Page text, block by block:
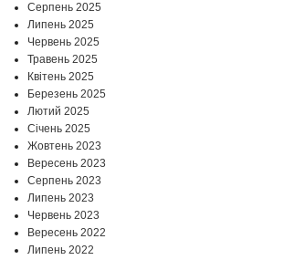
Серпень 2025
Липень 2025
Червень 2025
Травень 2025
Квітень 2025
Березень 2025
Лютий 2025
Січень 2025
Жовтень 2023
Вересень 2023
Серпень 2023
Липень 2023
Червень 2023
Вересень 2022
Липень 2022